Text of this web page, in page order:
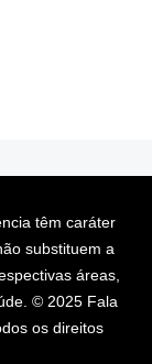
têm caráter
substituem a
áreas,
© 2025 Fala
os direitos